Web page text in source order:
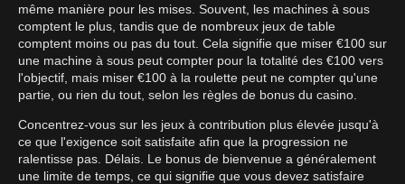
même manière pour les mises. Souvent, les machines à sous
comptent le plus, tandis que de nombreux jeux de table
comptent moins ou pas du tout. Cela signifie que miser €100 sur
une machine à sous peut compter pour la totalité des €100 vers
l'objectif, mais miser €100 à la roulette peut ne compter qu'une
partie, ou rien du tout, selon les règles de bonus du casino.
Concentrez-vous sur les jeux à contribution plus élevée jusqu'à
ce que l'exigence soit satisfaite afin que la progression ne
ralentisse pas. Délais. Le bonus de bienvenue a généralement
une limite de temps, ce qui signifie que vous devez satisfaire